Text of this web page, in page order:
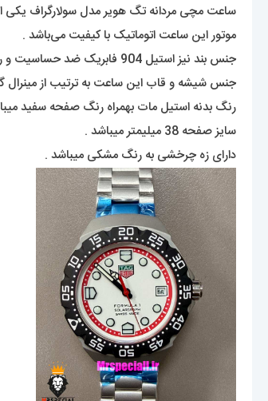
ساعت مچی مردانه تگ هویر مدل سولارگراف یکی
موتور این ساعت اتوماتیک با کیفیت می‌باشد .
جنس بند نیز استیل 904 فابریک ضد حساسیت و رنگ ثابت بوده ،
جنس شیشه و قاب این ساعت به ترتیب از
رنگ بدنه استیل مات بهمراه رنگ صفحه سفید
سایز صفحه 38 میلیمتر میباشد .
دارای زه چرخشی به رنگ مشکی میباشد .